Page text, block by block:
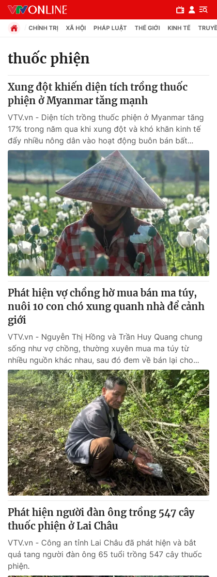
Chuyên mục
Chính trị
Xã hội
Pháp luật
Y tế
Thế giới
Tin tức
Thế giới đó đây
Câu chuyện quốc tế
Kinh tế
Tài chính
Thị trường
Góc doanh nghiệp
Dữ liệu và đời sống
Truyền hình
Phim VTV
Hậu trường
Nhân vật
Khán giả
Giải sao mai
Giải trí
Điện ảnh
Âm nhạc
Sao
Đời sống
Du lịch
Làm đẹp
Chất lượng cuộc sống
Giáo dục
Tuyển sinh
Học trực tuyến
Công nghệ
Hitech Công nghệ tương lai
Sản phẩm
Thị trường
Tư vấn
Giao lưu trực tuyến
Lịch phát sóng
Chuyên mục khác
Emagazine Podcast
Photo Infographic
Video
CHÍNH TRỊ XÃ HỘI PHÁP LUẬT THẾ GIỚI KINH TẾ
thuốc phiện
Xung đột khiến diện tích trồng thuốc
phiện ở Myanmar tăng mạnh
VTV.vn - Diện tích trồng thuốc phiện ở Myanmar tăng
17% trong năm qua khi xung đột và khó khăn kinh tế
đẩy nhiều nông dân vào hoạt động buôn bán bất...
Phát hiện vợ chồng hờ mua bán ma túy,
nuôi 10 con chó xung quanh nhà để cảnh
giới
VTV.vn - Nguyễn Thị Hồng và Trần Huy Quang chung
sống như vợ chồng, thường xuyên mua ma túy từ
nhiều nguồn khác nhau, sau đó đem về bán lại cho...
Phát hiện người đàn ông trồng 547 cây
thuốc phiện ở Lai Châu
VTV.vn - Công an tỉnh Lai Châu đã phát hiện và bắt
quả tang người đàn ông 65 tuổi trồng 547 cây thuốc
phiện.